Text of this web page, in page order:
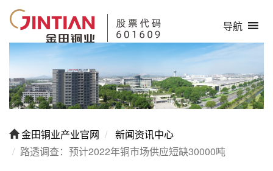
导航
金田铜业产业官网
新闻资讯中心
路透调查：预计2022年铜市场供应短缺30000吨